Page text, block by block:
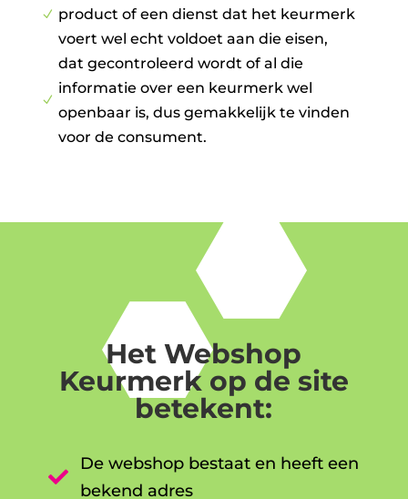
N product of een dienst dat het keurmerk
voert wel echt voldoet aan die eisen,
N
dat gecontroleerd wordt of al die
informatie over een keurmerk wel
openbaar is, dus gemakkelijk te vinden
voor de consument.
Het Webshop
Keurmerk op de site
betekent:

De webshop bestaat en heeft een
bekend adres